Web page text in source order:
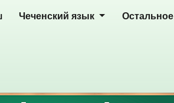
Чеченский язык Остальное